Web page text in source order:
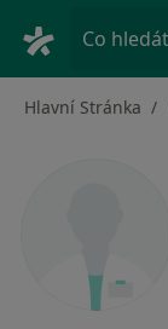
Co
Hlavní Stránka